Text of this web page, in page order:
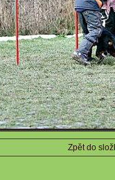
Zpět do